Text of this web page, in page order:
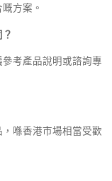
方案。
考產品說明或諮詢專
喺香港市場相當受歡